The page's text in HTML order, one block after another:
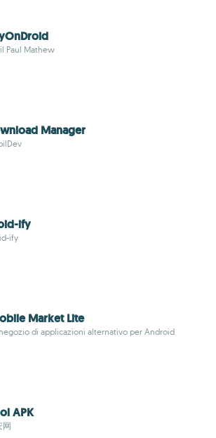
Paul Mathew
Manager
ify
ify
Market Lite
di applicazioni alternativo per Android
APK
网